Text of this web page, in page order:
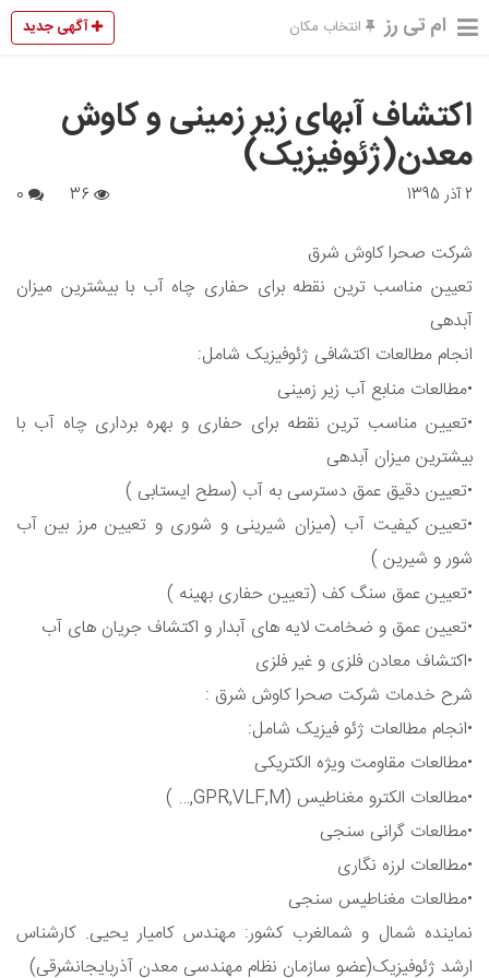
ام تی رز انتخاب مکان آگهی جدید
اکتشاف آبهای زیر زمینی و کاوش
معدن(ژئوفیزیک)
2 آذر 1395
شرکت صحرا کاوش شرق
تعیین مناسب ترین نقطه برای حفاری چاه آب با بیشترین میزان
آبدهی
انجام مطالعات اکتشافی ژئوفیزیک شامل:
•مطالعات منابع آب زیر زمینی
•تعیین مناسب ترین نقطه برای حفاری و بهره برداری چاه آب با
بیشترین میزان آبدهی
•تعیین دقیق عمق دسترسی به آب (سطح ایستابی )
•تعیین کیفیت آب (میزان شیرینی و شوری و تعیین مرز بین آب
شور و شیرین )
•تعیین عمق سنگ کف (تعیین حفاری بهینه )
•تعیین عمق و ضخامت لایه های آبدار و اکتشاف جریان های آب
•اکتشاف معادن فلزی و غیر فلزی
شرح خدمات شرکت صحرا کاوش شرق :
•انجام مطالعات ژئو فیزیک شامل:
•مطالعات مقاومت ویژه الکتریکی
•مطالعات الکترو مغناطیس (GPR,VLF,M,… )
•مطالعات گرانی سنجی
•مطالعات لرزه نگاری
•مطالعات مغناطیس سنجی
نماینده شمال و شمالغرب کشور: مهندس کامیار یحیی. کارشناس
ارشد ژئوفیزیک(عضو سازمان نظام مهندسی معدن آذربایجانشرقی)